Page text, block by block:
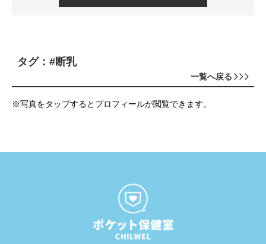
タグ：#断乳
一覧へ戻る
※写真をタップするとプロフィールが閲覧できます。